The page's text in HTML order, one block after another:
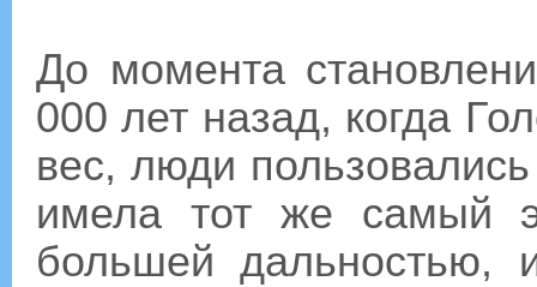
До момента
000 лет назад, когда
вес, люди
имела тот же самый
большей дальностью,